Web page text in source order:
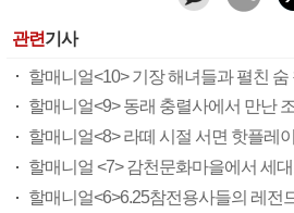
관련기사
할매니얼<10> 기장 해녀들과 펼친 숨
할매니얼<9> 동래 충렬사에서 만난
할매니얼<8> 라떼 시절 서면 핫플레
할매니얼 <7> 감천문화마을에서 세대
할매니얼<6>6.25참전용사들의 레전